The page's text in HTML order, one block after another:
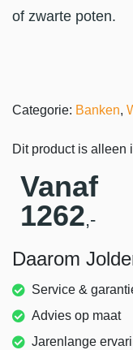
of zwarte poten.
Categorie: Banken,
Dit product is alleen
Vanaf
1262,-
Daarom
Service &
Advies op maat
Jarenlange